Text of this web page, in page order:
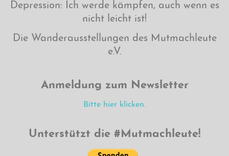
Depression: Ich werde kämpfen, auch wenn es
nicht leicht ist!
Die Wanderausstellungen des Mutmachleute
e.V.
Anmeldung zum Newsletter
Bitte hier klicken.
Unterstützt die #Mutmachleute!